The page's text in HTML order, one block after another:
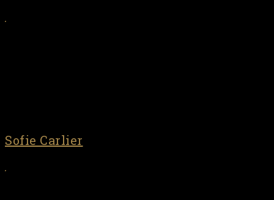
Sofie Carlier